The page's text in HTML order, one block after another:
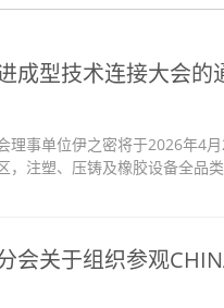
成型技术连接大会的
理事单位伊之密将于2026年4
，注塑、压铸及橡胶设备全品
会关于组织参观